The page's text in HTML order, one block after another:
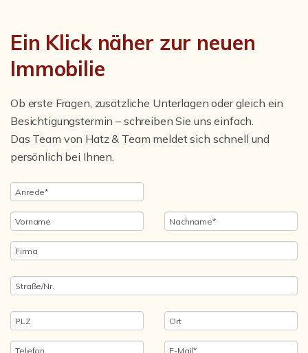
Ein Klick näher zur neuen
Immobilie
Ob erste Fragen, zusätzliche Unterlagen oder gleich ein
Besichtigungstermin – schreiben Sie uns einfach.
Das Team von Hatz & Team meldet sich schnell und
persönlich bei Ihnen.